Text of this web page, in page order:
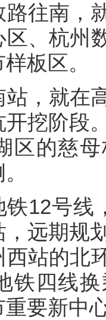
路往南，
、杭州
板区。
站，就在
开挖阶段
区的慈
铁12号线
远期规
站的北
铁四线
要新中